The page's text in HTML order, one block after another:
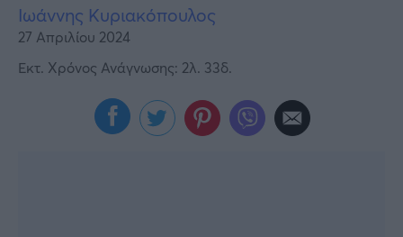
Ιωάννης Κυριακόπουλος
27 Απριλίου 2024
Εκτ. Χρόνος Ανάγνωσης: 2λ. 33δ.